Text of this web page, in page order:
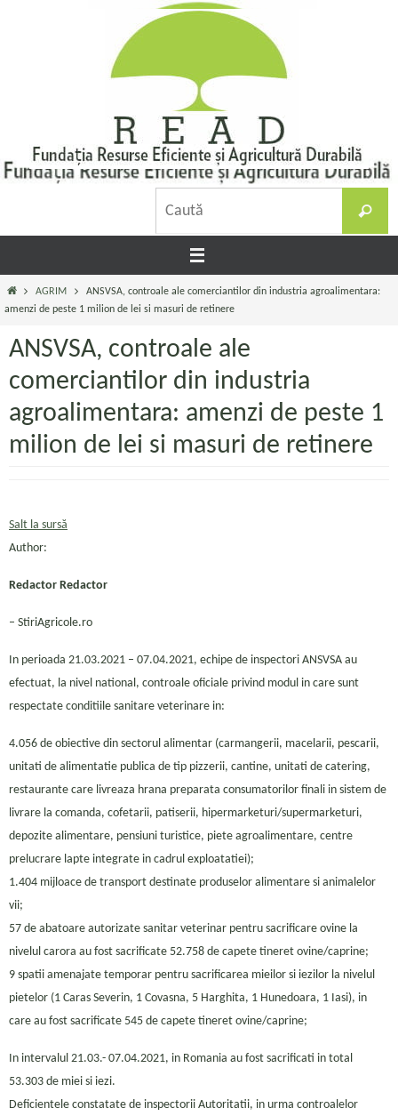
Caută
Prima
pagină
AGRIM
ANSVSA, controale ale comerciantilor din industria agroalimentara:
amenzi de peste 1 milion de lei si masuri de retinere
ANSVSA, controale ale
comerciantilor din industria
agroalimentara: amenzi de peste 1
milion de lei si masuri de retinere
Salt la sursă
Author:
Redactor Redactor
– StiriAgricole.ro
In perioada 21.03.2021 – 07.04.2021, echipe de inspectori ANSVSA au
efectuat, la nivel national, controale oficiale privind modul in care sunt
respectate conditiile sanitare veterinare in:
4.056 de obiective din sectorul alimentar (carmangerii, macelarii, pescarii,
unitati de alimentatie publica de tip pizzerii, cantine, unitati de catering,
restaurante care livreaza hrana preparata consumatorilor finali in sistem de
livrare la comanda, cofetarii, patiserii, hipermarketuri/supermarketuri,
depozite alimentare, pensiuni turistice, piete agroalimentare, centre
prelucrare lapte integrate in cadrul exploatatiei);
1.404 mijloace de transport destinate produselor alimentare si animalelor
vii;
57 de abatoare autorizate sanitar veterinar pentru sacrificare ovine la
nivelul carora au fost sacrificate 52.758 de capete tineret ovine/caprine;
9 spatii amenajate temporar pentru sacrificarea mieilor si iezilor la nivelul
pietelor (1 Caras Severin, 1 Covasna, 5 Harghita, 1 Hunedoara, 1 Iasi), in
care au fost sacrificate 545 de capete tineret ovine/caprine;
In intervalul 21.03.- 07.04.2021, in Romania au fost sacrificati in total
53.303 de miei si iezi.
Deficientele constatate de inspectorii Autoritatii, in urma controalelor